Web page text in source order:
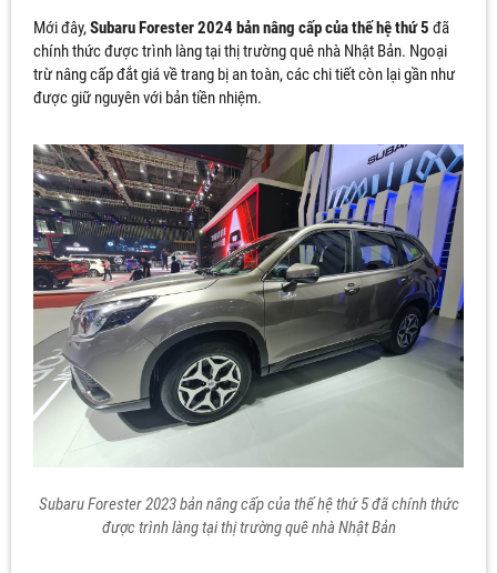
Mới đây,Subaru Forester 2024 bản nâng cấp của thế hệ thứ 5 đã
chính thức được trình làng tại thị trường quê nhà Nhật Bản. Ngoại
trừ nâng cấp đắt giá về trang bị an toàn, các chi tiết còn lại gần như
được giữ nguyên với bản tiền nhiệm.
Subaru Forester 2023 bản nâng cấp của thế hệ thứ 5 đã chính thức
được trình làng tại thị trường quê nhà Nhật Bản